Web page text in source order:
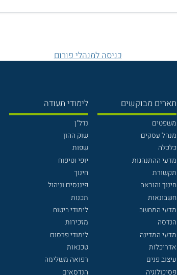
כניסה למנהלי פורום
תארים מבוקשים
משפטים
מנהל עסקים
כלכלה
מדעי ההתנהגות
תקשורת
חינוך והוראה
חשבונאות
מדעי המחשב
הנדסה
מדעי המדינה
אדריכלות
עיצוב פנים
פסיכולוגיה
לימודי תעודה
נדל"ן
שוק ההון
שפות
יופי וטיפוח
חינוך
פיננסים וניהול
תכנות
לימודי ביטוח
מזכירות
לימודי פרסום
טכנאות
רפואה משלימה
הנדסאים